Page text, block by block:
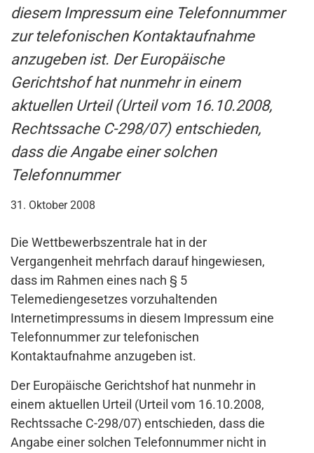
diesem Impressum eine Telefonnummer
zur telefonischen Kontaktaufnahme
anzugeben ist. Der Europäische
Gerichtshof hat nunmehr in einem
aktuellen Urteil (Urteil vom 16.10.2008,
Rechtssache C-298/07) entschieden,
dass die Angabe einer solchen
Telefonnummer
31. Oktober 2008
Die Wettbewerbszentrale hat in der
Vergangenheit mehrfach darauf hingewiesen,
dass im Rahmen eines nach § 5
Telemediengesetzes vorzuhaltenden
Internetimpressums in diesem Impressum eine
Telefonnummer zur telefonischen
Kontaktaufnahme anzugeben ist.
Der Europäische Gerichtshof hat nunmehr in
einem aktuellen Urteil (Urteil vom 16.10.2008,
Rechtssache C-298/07) entschieden, dass die
Angabe einer solchen Telefonnummer nicht in